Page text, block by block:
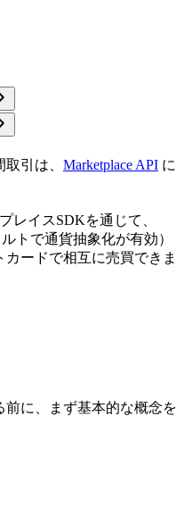
引は、 Marketplace API に
レイスSDKを通じて、
トで通貨抽象化が有効）
ードで相互に売買できま
に、まず基本的な概念を